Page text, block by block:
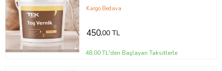
Kargo Bedava
450,00 TL
48,00 TL'den Başlayan Taksitlerle